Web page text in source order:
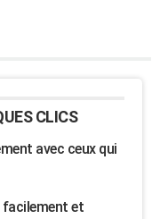
CLICS
avec ceux qui
et